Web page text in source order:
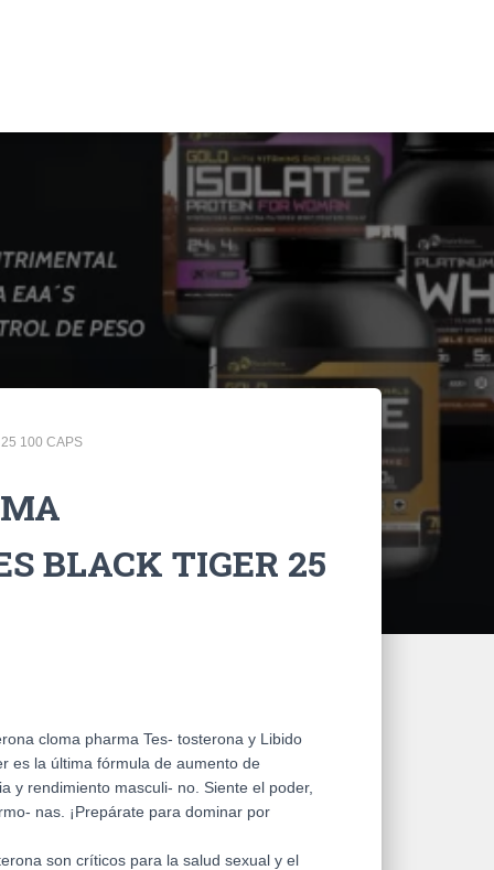
100 CAPS
BLACK TIGER 25
cloma pharma Tes- tosterona y Libido
es la última fórmula de aumento de
y rendimiento masculi- no. Siente el poder,
nas. ¡Prepárate para dominar por
son críticos para la salud sexual y el